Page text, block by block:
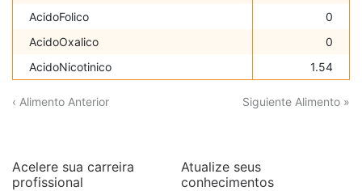
AcidoFolico
0
AcidoOxalico
0
AcidoNicotinico
1.54
‹ Alimento Anterior Siguiente Alimento »
Acelere sua carreira
profissional
Atualize seus
conhecimentos